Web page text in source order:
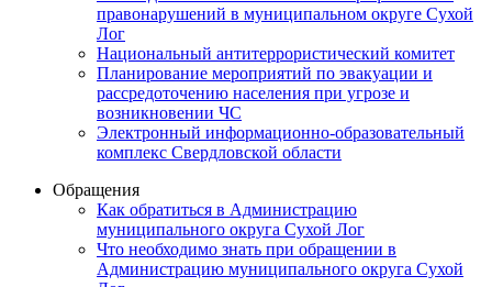
правонарушений в муниципальном округе Сухой
Лог
Национальный антитеррористический комитет
Планирование мероприятий по эвакуации и
рассредоточению населения при угрозе и
возникновении ЧС
Электронный информационно-образовательный
комплекс Свердловской области
Обращения
Как обратиться в Администрацию
муниципального округа Сухой Лог
Что необходимо знать при обращении в
Администрацию муниципального округа Сухой